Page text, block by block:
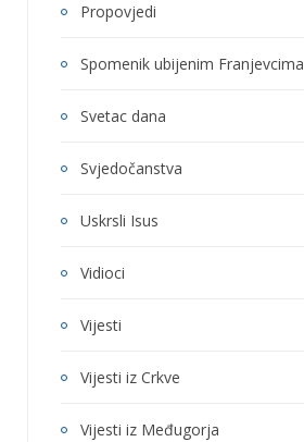
Propovjedi
Spomenik ubijenim Franjevcima
Svetac dana
Svjedočanstva
Uskrsli Isus
Vidioci
Vijesti
Vijesti iz Crkve
Vijesti iz Međugorja